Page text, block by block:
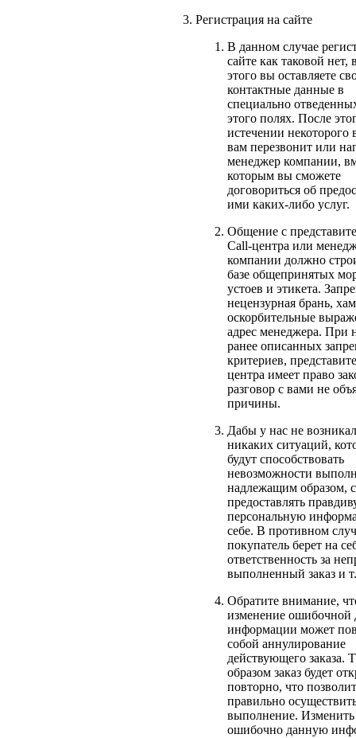
Регистрация на сайте
В данном случае
сайте как таковой нет,
этого вы оставляете
контактные данные в
специально
этого полях. После
истечении некоторого
вам перезвонит или
менеджер компании,
которым вы сможете
договориться об
ими каких-либо услуг.
Общение с
Call-центра или
компании должно
базе общепринятых
устоев и этикета.
нецензурная брань,
оскорбительные
адрес менеджера. При
ранее описанных
критериев,
центра имеет право
разговор с вами не
причины.
Дабы у нас не
никаких ситуаций,
будут способствовать
невозможности
надлежащим образом,
предоставлять
персональную
себе. В противном
покупатель берет на
ответственность за
выполненный заказ и
Обратите внимание,
изменение ошибочной
информации может
собой аннулирование
действующего заказа.
образом заказ будет
повторно, что позволит
правильно
выполнение. Изменить
ошибочно данную